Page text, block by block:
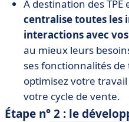
À destination des TPE
centralise toutes les
interactions avec
au mieux leurs
ses fonctionnalités
optimisez votre
votre cycle de vente.
Étape n° 2 : le